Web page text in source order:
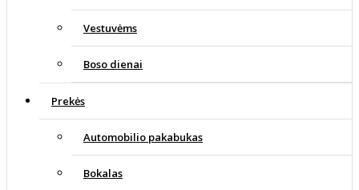
Vestuvėms
Boso dienai
Prekės
Automobilio pakabukas
Bokalas